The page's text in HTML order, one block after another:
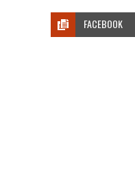
FACEBOOK